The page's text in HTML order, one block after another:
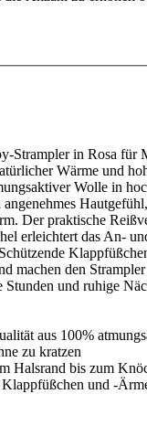
Strampler in Rosa für
Wärme und
Wolle in
Der praktische
erleichtert das An-
machen den
und ruhige
aus 100%
zu kratzen
Halsrand bis zum
Klappfüßchen und -